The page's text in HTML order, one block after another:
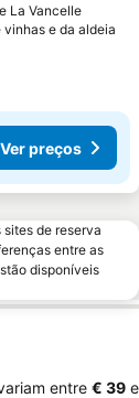
La Vancelle
e da aldeia
Ver preços
de reserva
entre as
disponíveis
entre ‎€ 39 e